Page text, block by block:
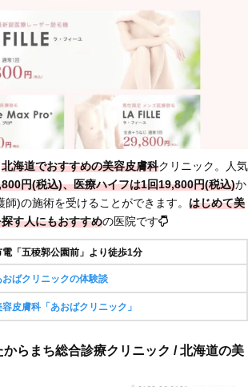
北海道でおすすめの美容皮膚科クリニック。人気
円(税込)、医療ハイフは1回19,800円(税込)か
)の施術を受けることができます。 はじめて美
す人にもおすすめの医院です
電「五稜郭公園前」より徒歩1分
おばクリニックの体験談
容皮膚科「あおばクリニック」
らまち総合診療クリニック / 北海道の美